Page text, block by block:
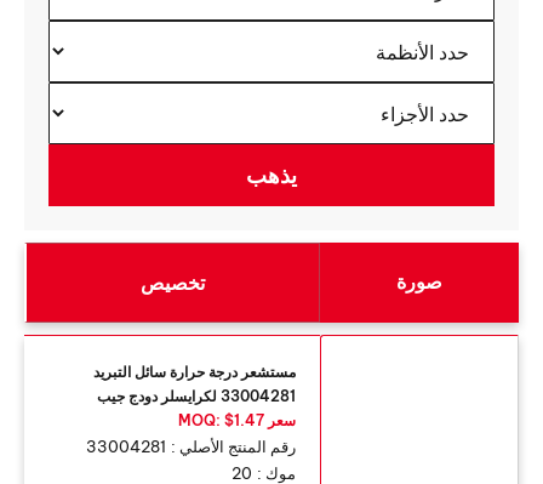
صورة تخصيص
مستشعر درجة حرارة سائل التبريد
33004281 لكرايسلر دودج جيب
سعر MOQ: $1.47
رقم المنتج الأصلي : 33004281
موك : 20